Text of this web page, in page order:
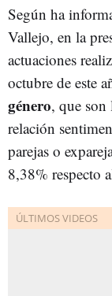
Según ha
Vallejo, en la
actuaciones
octubre de este
género, que son
relación
parejas o
8,38% respecto